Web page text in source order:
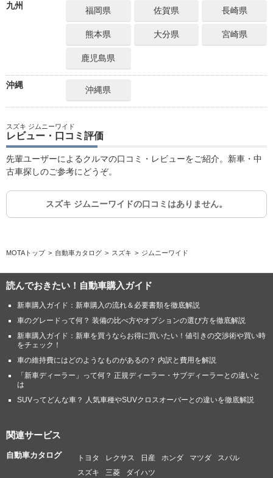
九州 福岡県 佐賀県 長崎県
熊本県 大分県 宮崎県
鹿児島県
沖縄 沖縄県
スズキ ジムニーワイド
レビュー・口コミ評価
先輩ユーザーによるクルマの口コミ・レビューをご紹介。新車・中
古車探しのご参考にどうぞ。
スズキ ジムニーワイドの口コミはありません。
MOTAトップ 自動車カタログ スズキ ジムニーワイド
読んでおきたい！自動車購入ガイド
新車購入ガイド：新車購入の流れ＆必要書類を徹底解説
車のグレードって何？ 装備の比べ方やオプションの選び方を徹底解説
新車購入ガイド：新車を買うならお得に買いたい！値引きの交渉術や買い時
をチェック！
車の維持費にはどのようなものがあるの？ 内訳と費用を解説
「新車ディーラー」って何？ 正規ディーラー・サブディーラーとの違いと
は
SUVってどんな車？ 人気車種やSUVクロスオーバーとの違いを徹底解説
関連サービス
自動車カタログ トヨタ レクサス 日産 ホンダ マツダ
スバル
スズキ
三菱 ダイハツ